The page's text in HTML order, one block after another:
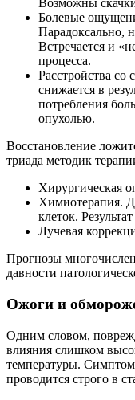
Возможны
Болевые
Парадоксально,
Встречается и
процесса.
Расстройства со
снижается в
потребления
опухолью.
Восстановление
триада методик
Хирургическая
Химиотерапия.
клеток.
Лучевая
Прогнозы
давности
Ожоги и
Одним словом,
влияния слишком
температуры.
проводится строго в